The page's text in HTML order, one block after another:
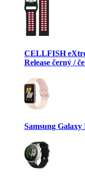
CELLFISH
Release černý /
Samsung